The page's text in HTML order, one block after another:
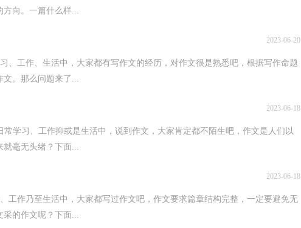
方向。一篇什么样...
2023-06-20
、生活中，大家都有写作文的经历，对作文很是熟悉吧，根据写作命题
文。那么问题来了...
2023-06-18
、工作抑或是生活中，说到作文，大家肯定都不陌生吧，作文是人们以
就毫无头绪？下面...
2023-06-18
至生活中，大家都写过作文吧，作文要求篇章结构完整，一定要避免无
采的作文呢？下面...